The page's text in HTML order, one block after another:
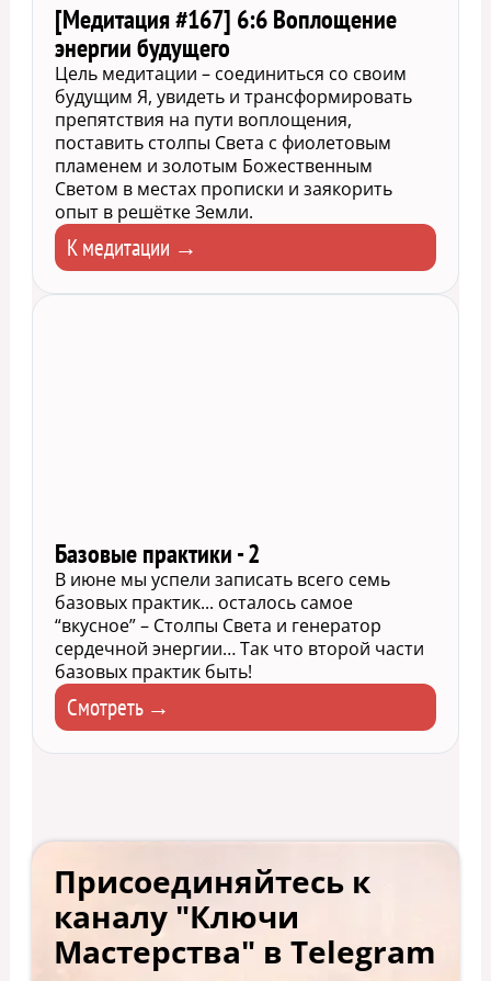
[Медитация #167] 6:6 Воплощение
энергии будущего
Цель медитации – соединиться со своим
будущим Я, увидеть и трансформировать
препятствия на пути воплощения,
поставить столпы Света с фиолетовым
пламенем и золотым Божественным
Светом в местах прописки и заякорить
опыт в решётке Земли.
К медитации →
Базовые практики - 2
В июне мы успели записать всего семь
базовых практик... осталось самое
“вкусное” – Столпы Света и генератор
сердечной энергии… Так что второй части
базовых практик быть!
Смотреть →
Присоединяйтесь к
каналу "Ключи
Мастерства" в Telegram